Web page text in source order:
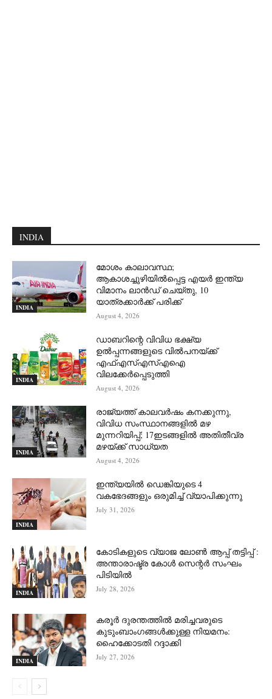
INDIA
INDIA
മോശം കാലാവസ്ഥ;
ആകാശച്ചുഴിയില്‍പ്പെട്ട എയര്‍ ഇന്ത്യ
വിമാനം ലാന്‍ഡ് ചെയ്തു, 10
യാത്രക്കാര്‍ക്ക് പരിക്ക്
August 4, 2026
INDIA
ഡാബറിന്റെ വിവിധ ഭക്ഷ്യ
ഉൽപ്പന്നങ്ങളുടെ വിൽപനയ്ക്ക്
എഫ്എസ്എസ്എഐ
വിലക്കേർപ്പെടുത്തി
August 4, 2026
INDIA
രാജ്യത്ത് കാലവർഷം കനക്കുന്നു,
വിവിധ സംസ്ഥാനങ്ങളിൽ മഴ
മുന്നറിയിപ്പ്; 17ഇടങ്ങളിൽ അതിതീവ്ര
മഴയ്ക്ക് സാധ്യത
August 4, 2026
INDIA
ഇന്ത്യയിൽ ഡെങ്കിയുടെ 4
വകഭേദങ്ങളും ഒരുമിച്ച് വ്യാപിക്കുന്നു
July 31, 2026
INDIA
കോടികളുടെ വ്യാജ ലോൺ ആപ്പ് തട്ടിപ്പ് :
അന്താരാഷ്ട്ര കോൾ സെന്റർ സംഘം
പിടിയില്‍
July 28, 2026
INDIA
കരൂർ ദുരന്തത്തിൽ മരിച്ചവരുടെ
കുടുംബാംഗങ്ങൾക്കുള്ള നിയമനം:
ഹൈക്കോടതി റദ്ദാക്കി
July 27, 2026